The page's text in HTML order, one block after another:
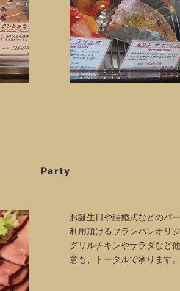
Party
お誕生日や結婚式などのパ
利用頂けるブランパンオリ
グリルチキンやサラダなど
意も、トータルで承ります